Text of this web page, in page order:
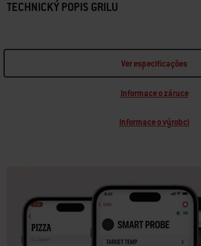
TECHNICKÝ POPIS GRILU
Ver especificações
Informace o záruce
Informace o výrobci